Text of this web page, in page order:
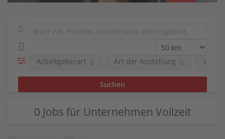
Arbeitgeberart Art der Anstellung
0 Jobs für Unternehmen Vollzeit